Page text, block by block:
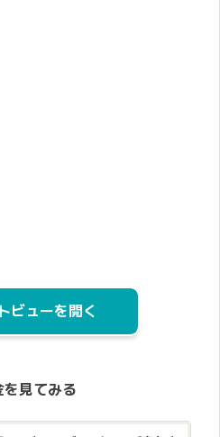
ビューを開く
見てみる